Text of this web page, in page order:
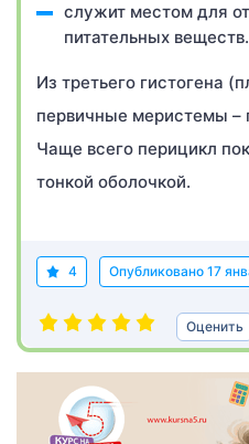
служит местом для
питательных веществ.
Из третьего гистогена
первичные меристемы –
Чаще всего перицикл
тонкой оболочкой.
4 Опубликовано 17
Оценить